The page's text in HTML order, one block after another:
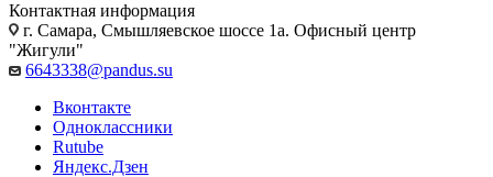
Контактная информация
г. Самара, Смышляевское шоссе 1а. Офисный центр
"Жигули"
6643338@pandus.su
Вконтакте
Одноклассники
Rutube
Яндекс.Дзен